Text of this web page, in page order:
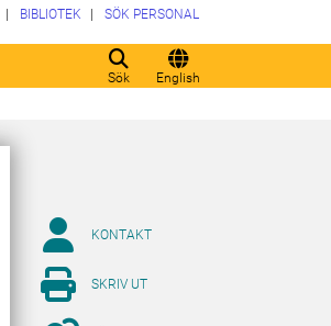
Sök English
BIBLIOTEK SÖK PERSONAL
KONTAKT
SKRIV UT